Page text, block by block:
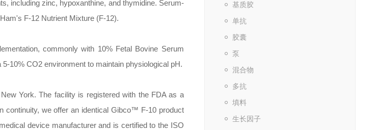
基质胶
单抗
胶囊
泵
混合物
多抗
填料
生长因子
including zinc, hypoxanthine, and thymidine. Serum-
F-12 Nutrient Mixture (F-12).
commonly with 10% Fetal Bovine Serum
10% CO2 environment to maintain physiological pH.
York. The facility is registered with the FDA as a
continuity, we offer an identical Gibco™ F-10 product
device manufacturer and is certified to the ISO